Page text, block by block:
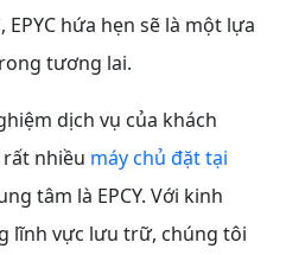
EPYC hứa hẹn sẽ là một lựa
tương lai.
dịch vụ của khách
rất nhiều máy chủ đặt tại
tâm là EPCY. Với kinh
lĩnh vực lưu trữ, chúng tôi